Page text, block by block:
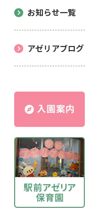
お知らせ一覧
アゼリアブログ